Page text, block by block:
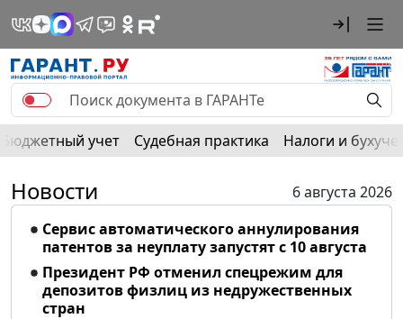
Бюджетный учет Судебная практика Налоги и
Новости
6 августа 2026
Сервис автоматического аннулирования
патентов за неуплату запустят с 10 августа
Президент РФ отменил спецрежим для
депозитов физлиц из недружественных
стран